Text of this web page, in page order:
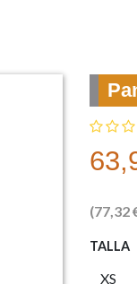
(77,32
TALLA